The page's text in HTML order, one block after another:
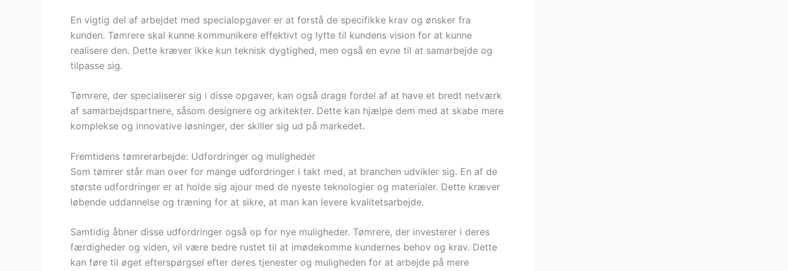
En vigtig del af arbejdet med specialopgaver er at forstå de specifikke krav og ønsker fra
kunden. Tømrere skal kunne kommunikere effektivt og lytte til kundens vision for at kunne
realisere den. Dette kræver ikke kun teknisk dygtighed, men også en evne til at samarbejde og
tilpasse sig.
Tømrere, der specialiserer sig i disse opgaver, kan også drage fordel af at have et bredt netværk
af samarbejdspartnere, såsom designere og arkitekter. Dette kan hjælpe dem med at skabe mere
komplekse og innovative løsninger, der skiller sig ud på markedet.
Fremtidens tømrerarbejde: Udfordringer og muligheder
Som tømrer står man over for mange udfordringer i takt med, at branchen udvikler sig. En af de
største udfordringer er at holde sig ajour med de nyeste teknologier og materialer. Dette kræver
løbende uddannelse og træning for at sikre, at man kan levere kvalitetsarbejde.
Samtidig åbner disse udfordringer også op for nye muligheder. Tømrere, der investerer i deres
færdigheder og viden, vil være bedre rustet til at imødekomme kundernes behov og krav. Dette
kan føre til øget efterspørgsel efter deres tjenester og muligheden for at arbejde på mere